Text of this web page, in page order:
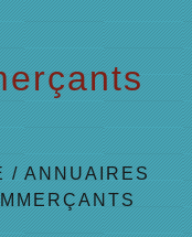
/ ANNUAIRES